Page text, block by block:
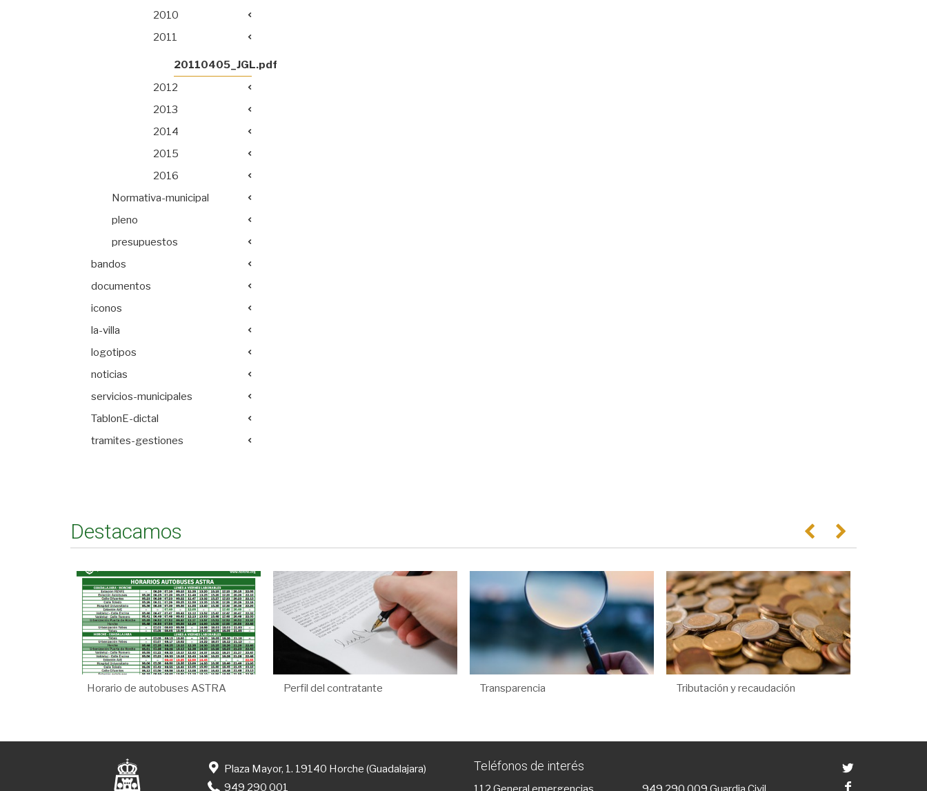
2010
2011
20110405_JGL.pdf
2012
2013
2014
2015
2016
Normativa-municipal
pleno
presupuestos
bandos
documentos
iconos
la-villa
logotipos
noticias
servicios-municipales
TablonE-dictal
tramites-gestiones
Destacamos Anterior
Horario de autobuses ASTRA Perfil del contratante Transparencia Tributación y recaudación
Plaza Mayor, 1. 19140 Horche (Guadalajara)
949 290 001
Teléfonos de interés